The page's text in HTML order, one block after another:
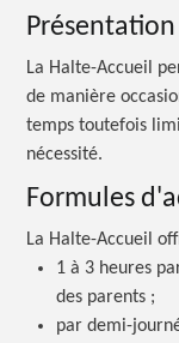
Présentation
La Halte-Accueil
de manière
temps toutefois
nécessité.
Formules
La Halte-Accueil
1 à 3 heures
des parents ;
par demi-